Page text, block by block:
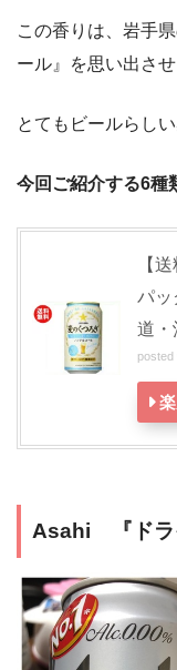
この香りは、岩手
ール』を思い出させ
とてもビールらし
今回ご紹介する6種
【
パッ
道・
posted
Asahi 『ドラ